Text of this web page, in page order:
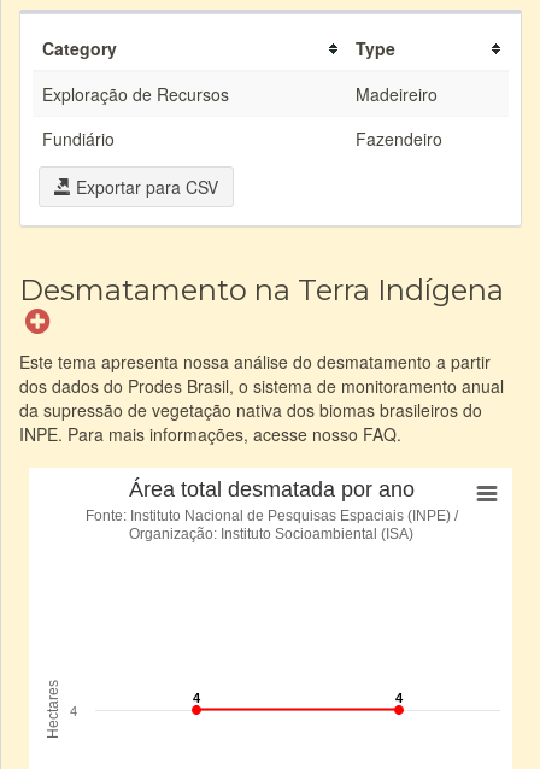
Category
Type
Exploração de Recursos
Madeireiro
Fundiário
Fazendeiro
Exportar para CSV
Desmatamento na Terra Indígena
Este tema apresenta nossa análise do desmatamento a partir
dos dados do Prodes Brasil, o sistema de monitoramento anual
da supressão de vegetação nativa dos biomas brasileiros do
INPE. Para mais informações, acesse nosso FAQ.